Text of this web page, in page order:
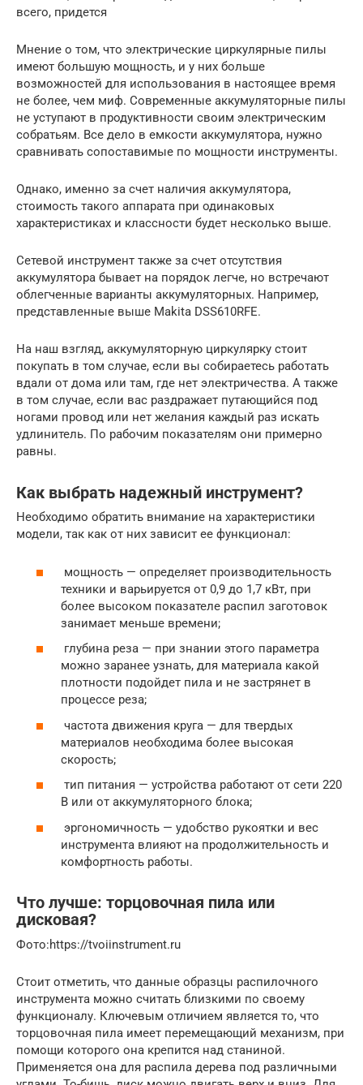
всего, придется
Мнение о том, что электрические циркулярные пилы
имеют большую мощность, и у них больше
возможностей для использования в настоящее время
не более, чем миф. Современные аккумуляторные пилы
не уступают в продуктивности своим электрическим
собратьям. Все дело в емкости аккумулятора, нужно
сравнивать сопоставимые по мощности инструменты.
Однако, именно за счет наличия аккумулятора,
стоимость такого аппарата при одинаковых
характеристиках и классности будет несколько выше.
Сетевой инструмент также за счет отсутствия
аккумулятора бывает на порядок легче, но встречают
облегченные варианты аккумуляторных. Например,
представленные выше Makita DSS610RFE.
На наш взгляд, аккумуляторную циркулярку стоит
покупать в том случае, если вы собираетесь работать
вдали от дома или там, где нет электричества. А также
в том случае, если вас раздражает путающийся под
ногами провод или нет желания каждый раз искать
удлинитель. По рабочим показателям они примерно
равны.
Как выбрать надежный инструмент?
Необходимо обратить внимание на характеристики
модели, так как от них зависит ее функционал:
мощность — определяет производительность
техники и варьируется от 0,9 до 1,7 кВт, при
более высоком показателе распил заготовок
занимает меньше времени;
глубина реза — при знании этого параметра
можно заранее узнать, для материала какой
плотности подойдет пила и не застрянет в
процессе реза;
частота движения круга — для твердых
материалов необходима более высокая
скорость;
тип питания — устройства работают от сети 220
В или от аккумуляторного блока;
эргономичность — удобство рукоятки и вес
инструмента влияют на продолжительность и
комфортность работы.
Что лучше: торцовочная пила или
дисковая?
Фото:https://tvoiinstrument.ru
Стоит отметить, что данные образцы распилочного
инструмента можно считать близкими по своему
функционалу. Ключевым отличием является то, что
торцовочная пила имеет перемещающий механизм, при
помощи которого она крепится над станиной.
Применяется она для распила дерева под различными